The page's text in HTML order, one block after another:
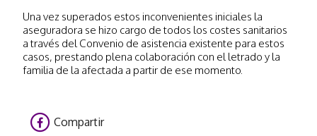
Una vez superados estos inconvenientes iniciales la
aseguradora se hizo cargo de todos los costes sanitarios
a través del Convenio de asistencia existente para estos
casos, prestando plena colaboración con el letrado y la
familia de la afectada a partir de ese momento.
Compartir